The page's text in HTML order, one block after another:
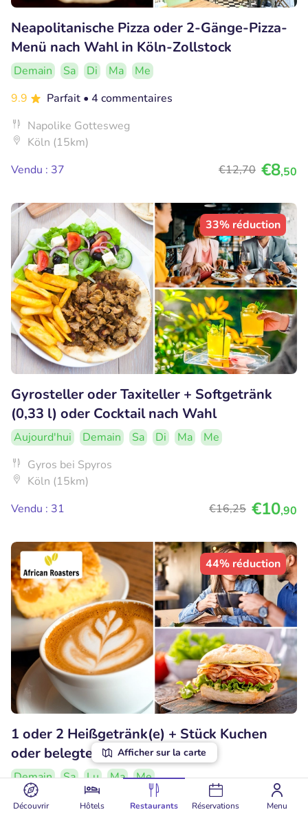
Découvrir Hôtels Restaurants Réservations Menu
Afficher sur la carte
Neapolitanische Pizza oder 2-Gänge-Pizza-
Menü nach Wahl in Köln-Zollstock
Demain Sa Di Ma
Me
9.9
Parfait • 4 commentaires
Napolike Gottesweg
Köln (15km)
Vendu : 37
€12,70 €8,50
33% réduction
Gyrosteller oder Taxiteller + Softgetränk
(0,33 l) oder Cocktail nach Wahl
Aujourd'hui Demain Sa Di Ma
Me
Gyros bei Spyros
Köln (15km)
Vendu : 31
€16,25 €10,90
44% réduction
1 oder 2 Heißgetränk(e) + Stück Kuchen
oder belegtes Brot in Köln-Sülz
Demain Sa Lu Ma
Me
10
Parfait • 2 commentaires